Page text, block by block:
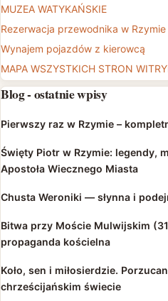
MUZEA WATYKAŃSKIE
Rezerwacja przewodnika w Rzymie
Wynajem pojazdów z kierowcą
MAPA WSZYSTKICH STRON
Blog - ostatnie wpisy
Pierwszy raz w Rzymie –
Święty Piotr w Rzymie: legendy,
Apostoła Wiecznego Miasta
Chusta Weroniki — słynna i
Bitwa przy Moście Mulwijskim
propaganda kościelna
Koło, sen i miłosierdzie.
chrześcijańskim świecie